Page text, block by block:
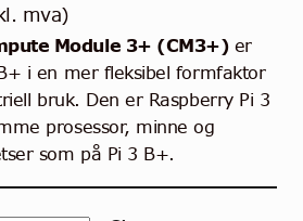
til
559,00
mva)
Module 3+ (CM3+) er
i en mer fleksibel formfaktor
bruk. Den er Raspberry Pi 3
prosessor, minne og
som på Pi 3 B+.